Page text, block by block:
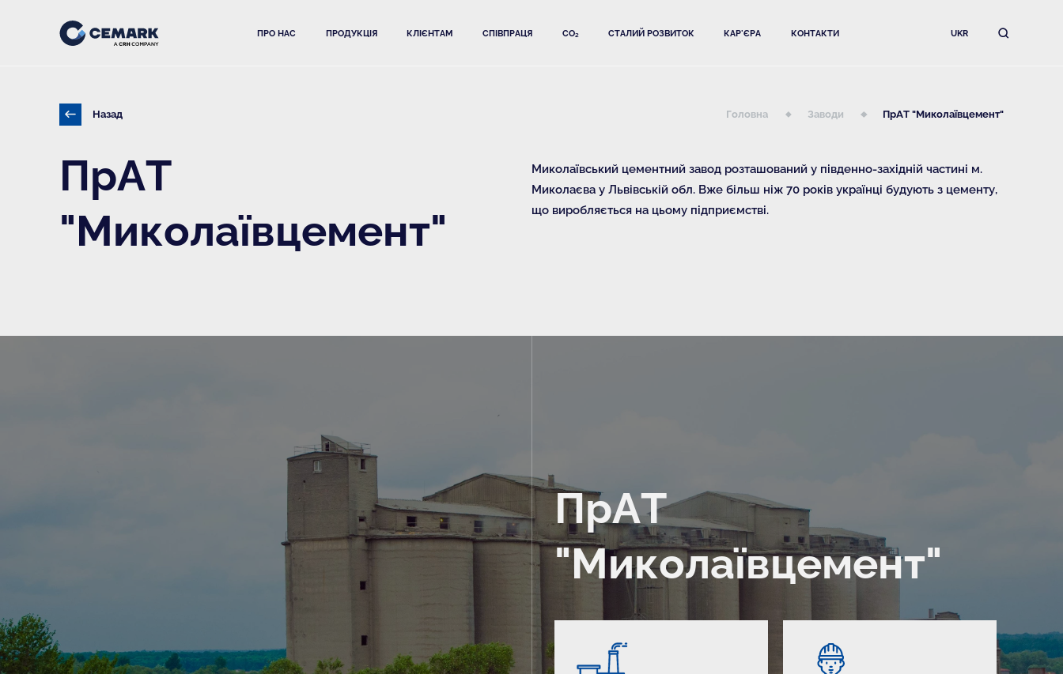
ПРО НАС ПРОДУКЦІЯ КЛІЄНТАМ СПІВПРАЦЯ CO₂ СТАЛИЙ РОЗВИТОК КАР'ЄРА КОНТАКТИ UKR
Назад Головна Заводи ПрАТ "Миколаївцемент"
ПрАТ
"Миколаївцемент"
Миколаївський цементний завод розташований у південно-західній частині м.
Миколаєва у Львівській обл. Вже більш ніж 70 років українці будують з цементу,
що виробляється на цьому підприємстві.
ПрАТ
"Миколаївцемент"